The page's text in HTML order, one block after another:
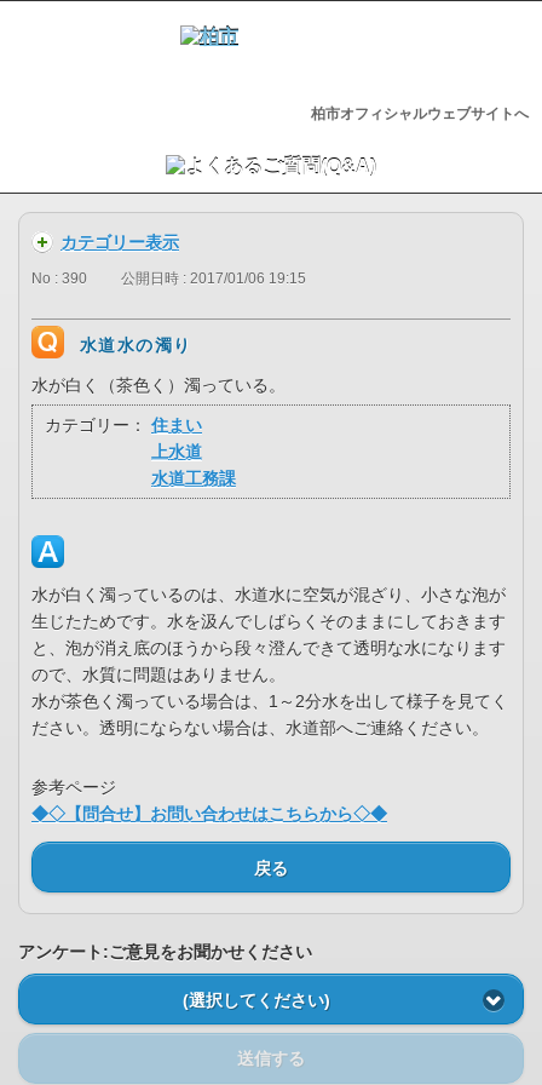
柏市オフィシャルウェブサイトへ
カテゴリー表示
No : 390 公開日時 : 2017/01/06 19:15
水道水の濁り
水が白く（茶色く）濁っている。
カテゴリー：
住まい
上水道
水道工務課
水が白く濁っているのは、水道水に空気が混ざり、小さな泡が
生じたためです。水を汲んでしばらくそのままにしておきます
と、泡が消え底のほうから段々澄んできて透明な水になります
ので、水質に問題はありません。
水が茶色く濁っている場合は、1～2分水を出して様子を見てく
ださい。透明にならない場合は、水道部へご連絡ください。
参考ページ
◆◇【問合せ】お問い合わせはこちらから◇◆
戻る
アンケート:ご意見をお聞かせください
(選択してください)
送信する